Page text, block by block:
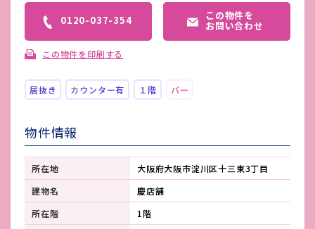
0120-037-354 この物件を
お問い合わせ
この物件を印刷する
居抜き カウンター有 １階 バー
物件情報
所在地
大阪府大阪市淀川区十三東3丁目
建物名
慶店舗
所在階
1階